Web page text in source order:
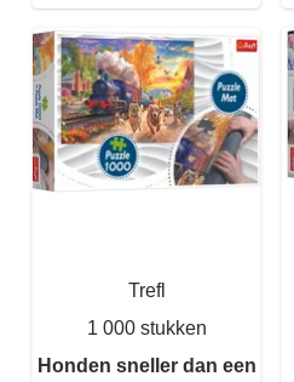
Trefl
1 000 stukken
Honden sneller dan een